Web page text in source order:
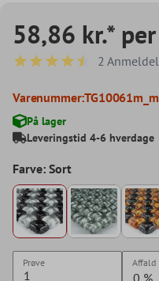
58,86 kr.*
Gennemsnitlig
2
Varenummer:
På lager
Leveringstid 4-6 hverdage
Farve: Sort
Prøve Affald